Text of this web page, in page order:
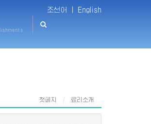
조선어 | English
첫페지 료리소개